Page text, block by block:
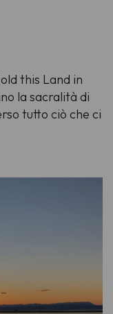
this Land in
la sacralità di
tutto ciò che ci